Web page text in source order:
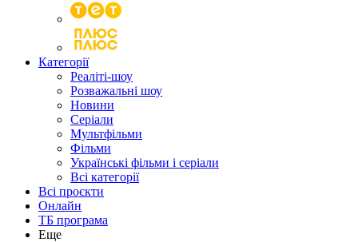
Категорії
Реаліті-шоу
Розважальні шоу
Новини
Серіали
Мультфільми
Фільми
Українські фільми і серіали
Всі категорії
Всі проєкти
Онлайн
ТБ програма
Еще